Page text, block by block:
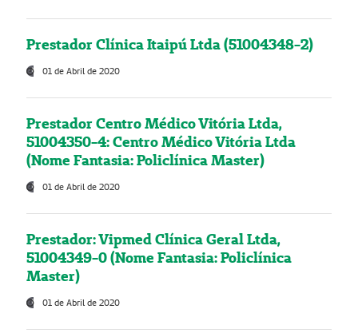
Prestador Clínica Itaipú Ltda (51004348-2)
01 de Abril de 2020
Prestador Centro Médico Vitória Ltda,
51004350-4: Centro Médico Vitória Ltda
(Nome Fantasia: Policlínica Master)
01 de Abril de 2020
Prestador: Vipmed Clínica Geral Ltda,
51004349-0 (Nome Fantasia: Policlínica
Master)
01 de Abril de 2020